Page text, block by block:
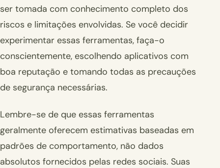
ser tomada com conhecimento completo dos
riscos e limitações envolvidas. Se você decidir
experimentar essas ferramentas, faça-o
conscientemente, escolhendo aplicativos com
boa reputação e tomando todas as precauções
de segurança necessárias.
Lembre-se de que essas ferramentas
geralmente oferecem estimativas baseadas em
padrões de comportamento, não dados
absolutos fornecidos pelas redes sociais. Suas